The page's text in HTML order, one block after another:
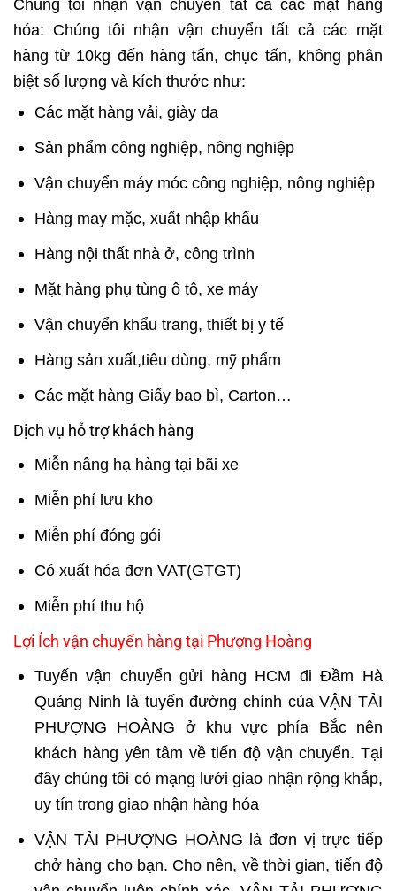
Chúng tôi nhận vận chuyển tất cả các mặt hàng
hóa: Chúng tôi nhận vận chuyển tất cả các mặt
hàng từ 10kg đến hàng tấn, chục tấn, không phân
biệt số lượng và kích thước như:
Các mặt hàng vải, giày da
Sản phẩm công nghiệp, nông nghiệp
Vận chuyển máy móc công nghiệp, nông nghiệp
Hàng may mặc, xuất nhập khẩu
Hàng nội thất nhà ở, công trình
Mặt hàng phụ tùng ô tô, xe máy
Vận chuyển khẩu trang, thiết bị y tế
Hàng sản xuất,tiêu dùng, mỹ phẩm
Các mặt hàng Giấy bao bì, Carton…
Dịch vụ hỗ trợ khách hàng
Miễn nâng hạ hàng tại bãi xe
Miễn phí lưu kho
Miễn phí đóng gói
Có xuất hóa đơn VAT(GTGT)
Miễn phí thu hộ
Lợi Ích vận chuyển hàng tại Phượng Hoàng
Tuyến vận chuyển gửi hàng HCM đi Đầm Hà
Quảng Ninh là tuyến đường chính của VẬN TẢI
PHƯỢNG HOÀNG ở khu vực phía Bắc nên
khách hàng yên tâm về tiến độ vận chuyển. Tại
đây chúng tôi có mạng lưới giao nhận rộng khắp,
uy tín trong giao nhận hàng hóa
VẬN TẢI PHƯỢNG HOÀNG là đơn vị trực tiếp
chở hàng cho bạn. Cho nên, về thời gian, tiến độ